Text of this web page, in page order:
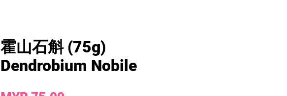
霍山石斛 (75g)
Dendrobium Nobile